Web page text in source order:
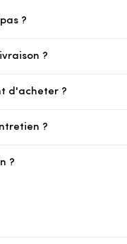
?
?
d'acheter ?
?
?